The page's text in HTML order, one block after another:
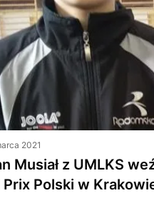
2021
Musiał z UMLKS
Polski w